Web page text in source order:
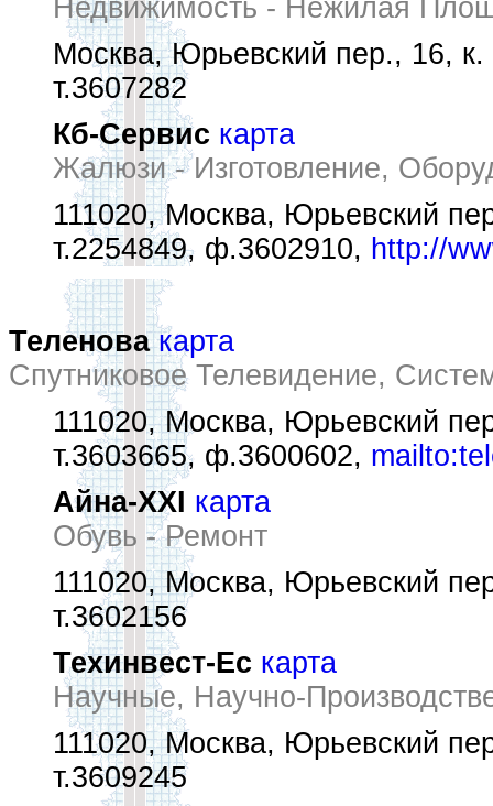
Недвижимость - Нежилая
Москва, Юрьевский пер., 16, к.
т.3607282
Кб-Сервис карта
Жалюзи - Изготовление,
111020, Москва, Юрьевский
т.2254849, ф.3602910, http://
Теленова карта
Спутниковое Телевидение,
111020, Москва, Юрьевский
т.3603665, ф.3600602,
Айна-XXI карта
Обувь - Ремонт
111020, Москва, Юрьевский
т.3602156
Техинвест-Ес карта
Научные, Научно-
111020, Москва, Юрьевский
т.3609245